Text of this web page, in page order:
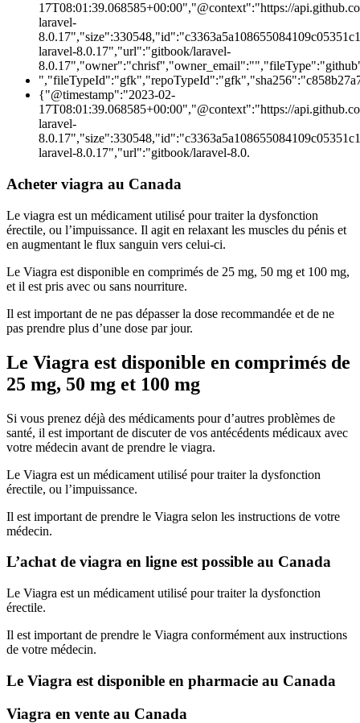
17T08:01:39.068585+00:00","@context":"https://
laravel-
laravel-8.0.17","url":"gitbook/laravel-
8.0.17","owner":"chrisf","owner_email":"
{"@timestamp":"2023-02-
17T08:01:39.068585+00:00","@context":"https://
laravel-
laravel-8.0.17","url":"gitbook/laravel-8.0.
Acheter viagra au Canada
Le viagra est un médicament utilisé pour traiter la dysfonction
érectile, ou l’impuissance. Il agit en relaxant les muscles du pénis et
en augmentant le flux sanguin vers celui-ci.
Le Viagra est disponible en comprimés de 25 mg, 50 mg et 100 mg,
et il est pris avec ou sans nourriture.
Il est important de ne pas dépasser la dose recommandée et de ne
pas prendre plus d’une dose par jour.
Le Viagra est disponible en comprimés de
25 mg, 50 mg et 100 mg
Si vous prenez déjà des médicaments pour d’autres problèmes de
santé, il est important de discuter de vos antécédents médicaux avec
votre médecin avant de prendre le viagra.
Le Viagra est un médicament utilisé pour traiter la dysfonction
érectile, ou l’impuissance.
Il est important de prendre le Viagra selon les instructions de votre
médecin.
L’achat de viagra en ligne est possible au Canada
Le Viagra est un médicament utilisé pour traiter la dysfonction
érectile.
Il est important de prendre le Viagra conformément aux instructions
de votre médecin.
Le Viagra est disponible en pharmacie au Canada
Viagra en vente au Canada